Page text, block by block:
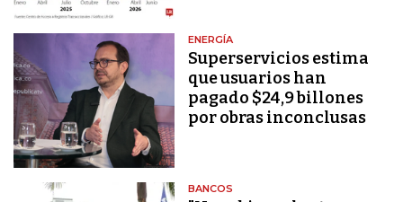
ENERGÍA
Superservicios estima
que usuarios han
pagado $24,9 billones
por obras inconclusas
BANCOS